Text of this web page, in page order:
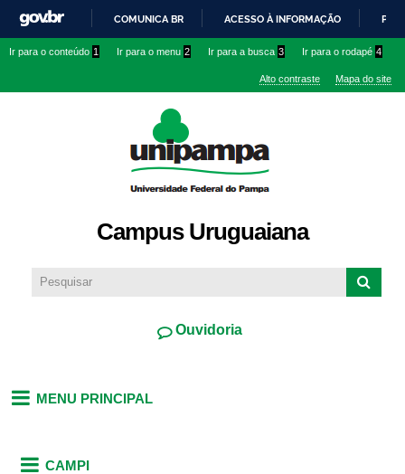
conteúdo
IR
O
COMUNICA BR ACESSO À INFORMAÇÃO
Ir para o conteúdo 1 Ir para o menu 2 Ir para a busca 3 Ir para o rodapé 4
Alto contraste Mapa do site
Campus Uruguaiana
Ouvidoria
MENU PRINCIPAL
CAMPI